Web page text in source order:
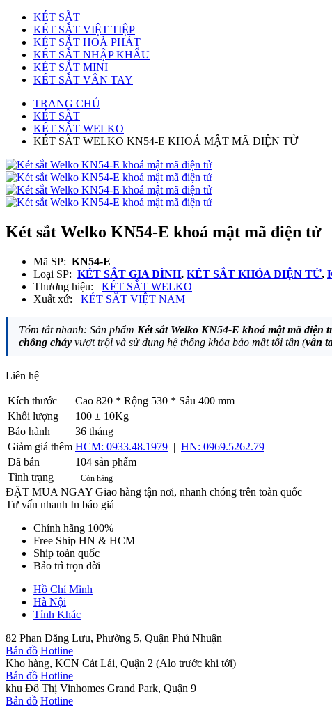
KÉT SẮT
KÉT SẮT VIỆT TIỆP
KÉT SẮT HOÀ PHÁT
KÉT SẮT NHẬP KHẨU
KÉT SẮT MINI
KÉT SẮT VÂN TAY
TRANG CHỦ
KÉT SẮT
KÉT SẮT WELKO
KÉT SẮT WELKO KN54-E KHOÁ MẬT MÃ ĐIỆN TỬ
Két sắt Welko KN54-E khoá mật mã điện tử
Mã SP: KN54-E
Loại SP: KÉT SẮT GIA ĐÌNH, KÉT SẮT KHÓA ĐIỆN TỬ,
Thương hiệu: KÉT SẮT WELKO
Xuất xứ: KÉT SẮT VIỆT NAM
Tóm tắt nhanh: Sản phẩm Két sắt Welko KN54-E khoá mật mã điện
chống cháy vượt trội và sử dụng hệ thống khóa bảo mật tối tân (vân
Liên hệ
Kích thước
Cao 820 * Rộng 530 * Sâu 400 mm
Khối lượng
100 ± 10Kg
Bảo hành
36 tháng
Giảm giá thêm HCM: 0933.48.1979 | HN: 0969.5262.79
Đã bán
104 sản phẩm
Tình trạng
Còn hàng
ĐẶT MUA NGAY Giao hàng tận nơi, nhanh chóng trên toàn quốc
Tư vấn nhanh In báo giá
Chính hãng 100%
Free Ship HN & HCM
Ship toàn quốc
Bảo trì trọn đời
Hồ Chí Minh
Hà Nội
Tỉnh Khác
82 Phan Đăng Lưu, Phường 5, Quận Phú Nhuận
Bản đồ Hotline
Kho hàng, KCN Cát Lái, Quận 2 (Alo trước khi tới)
Bản đồ Hotline
khu Đô Thị Vinhomes Grand Park, Quận 9
Bản đồ Hotline